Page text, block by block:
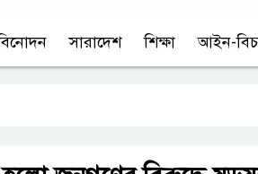
সারাদেশ শিক্ষা আইন-